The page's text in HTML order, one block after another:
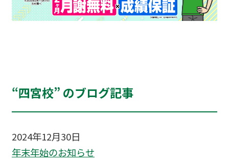
“四宮校” のブログ記事
2024年12月30日
年末年始のお知らせ